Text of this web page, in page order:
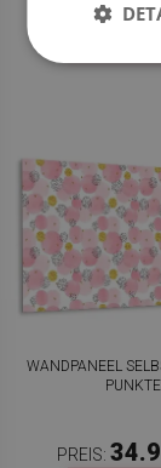
JETZT
WANDPANEEL
PUNKTE
PREIS: